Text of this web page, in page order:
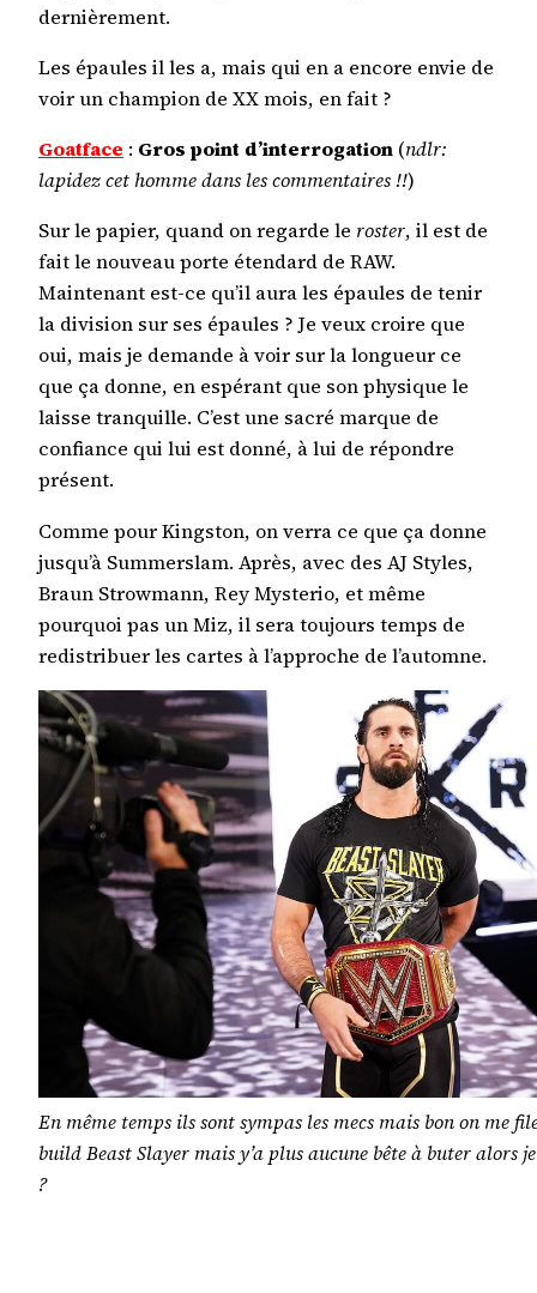
dernièrement.
Les épaules il les a, mais qui en a encore envie de
voir un champion de XX mois, en fait ?
Goatface : Gros point d’interrogation (ndlr:
lapidez cet homme dans les commentaires !!)
Sur le papier, quand on regarde le roster, il est de
fait le nouveau porte étendard de RAW.
Maintenant est-ce qu’il aura les épaules de tenir
la division sur ses épaules ? Je veux croire que
oui, mais je demande à voir sur la longueur ce
que ça donne, en espérant que son physique le
laisse tranquille. C’est une sacré marque de
confiance qui lui est donné, à lui de répondre
présent.
Comme pour Kingston, on verra ce que ça donne
jusqu’à Summerslam. Après, avec des AJ Styles,
Braun Strowmann, Rey Mysterio, et même
pourquoi pas un Miz, il sera toujours temps de
redistribuer les cartes à l’approche de l’automne.
En même temps ils sont sympas les mecs mais bon on me
build Beast Slayer mais y’a plus aucune bête à buter alors
?